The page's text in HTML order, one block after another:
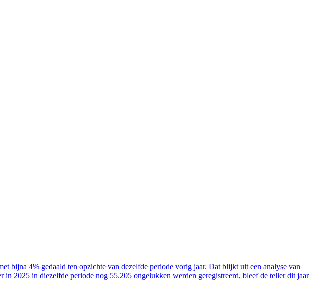
bijna 4% gedaald ten opzichte van dezelfde periode vorig jaar. Dat blijkt uit een analyse van
2025 in diezelfde periode nog 55.205 ongelukken werden geregistreerd, bleef de teller dit jaar